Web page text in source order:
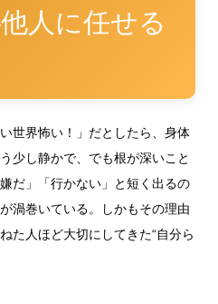
人に任せる
世界怖い！」だとしたら、身体
少し静かで、でも根が深いこと
だ」「行かない」と短く出るの
渦巻いている。しかもその理由
た人ほど大切にしてきた“自分ら